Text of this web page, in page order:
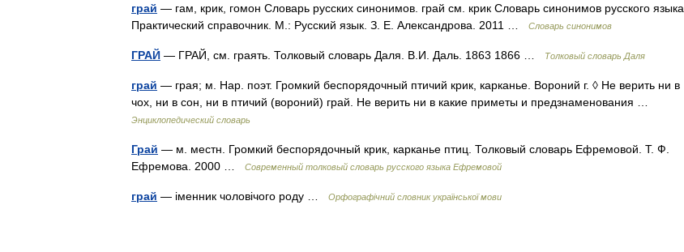
грай — гам, крик, гомон Словарь русских синонимов. грай см. крик Словарь синонимов русского языка.
Практический справочник. М.: Русский язык. З. Е. Александрова. 2011 …
Словарь синонимов
ГРАЙ — ГРАЙ, см. граять. Толковый словарь Даля. В.И. Даль. 1863 1866 … Толковый словарь Даля
грай — грая; м. Нар. поэт. Громкий беспорядочный птичий крик, карканье. Вороний г. ◊ Не верить ни в
чох, ни в сон, ни в птичий (вороний) грай. Не верить ни в какие приметы и предзнаменования …
Энциклопедический словарь
Грай — м. местн. Громкий беспорядочный крик, карканье птиц. Толковый словарь Ефремовой. Т. Ф.
Ефремова. 2000 …
Современный толковый словарь русского языка Ефремовой
грай — іменник чоловічого роду … Орфографічний словник української мови